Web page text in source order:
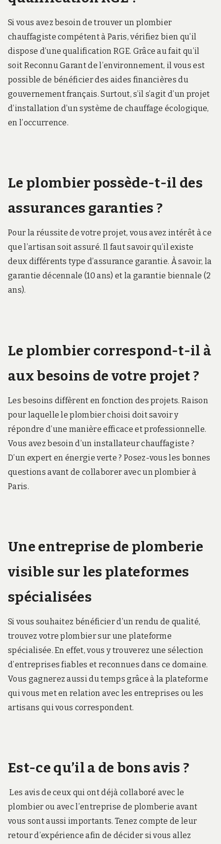
Si vous avez besoin de trouver un plombier
chauffagiste compétent à Paris, vérifiez bien qu’il
dispose d’une qualification RGE. Grâce au fait qu’il
soit Reconnu Garant de l’environnement, il vous est
possible de bénéficier des aides financières du
gouvernement français. Surtout, s’il s’agit d’un projet
d’installation d’un système de chauffage écologique,
en l’occurrence.
Le plombier possède-t-il des
assurances garanties ?
Pour la réussite de votre projet, vous avez intérêt à ce
que l’artisan soit assuré. Il faut savoir qu’il existe
deux différents type d’assurance garantie. À savoir, la
garantie décennale (10 ans) et la garantie biennale (2
ans).
Le plombier correspond-t-il à
aux besoins de votre projet ?
Les besoins diffèrent en fonction des projets. Raison
pour laquelle le plombier choisi doit savoir y
répondre d’une manière efficace et professionnelle.
Vous avez besoin d’un installateur chauffagiste ?
D’un expert en énergie verte ? Posez-vous les bonnes
questions avant de collaborer avec un plombier à
Paris.
Une entreprise de plomberie
visible sur les plateformes
spécialisées
Si vous souhaitez bénéficier d’un rendu de qualité,
trouvez votre plombier sur une plateforme
spécialisée. En effet, vous y trouverez une sélection
d’entreprises fiables et reconnues dans ce domaine.
Vous gagnerez aussi du temps grâce à la plateforme
qui vous met en relation avec les entreprises ou les
artisans qui vous correspondent.
Est-ce qu’il a de bons avis ?
Les avis de ceux qui ont déjà collaboré avec le
plombier ou avec l’entreprise de plomberie avant
vous sont aussi importants. Tenez compte de leur
retour d’expérience afin de décider si vous allez